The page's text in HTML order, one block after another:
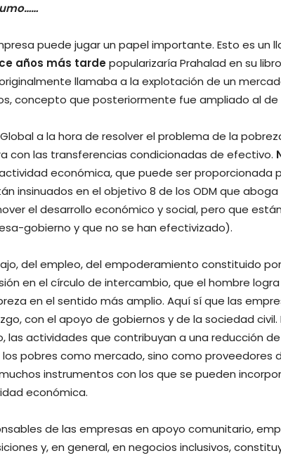
puede jugar un papel importante. Esto es un
años más tardepopularizaría Prahalad en su libro
llamaba a la explotación de un
concepto que posteriormente fue ampliado al de
Global a la hora de resolver el problema de la
con las transferencias condicionadas de efectivo.
económica, que puede ser proporcionada
insinuados en el objetivo 8 de los ODM que
el desarrollo económico y social, pero que
gobierno y que no se han efectivizado).
del empleo, del empoderamiento constituido
en el círculo de intercambio, que el hombre
en el sentido más amplio. Aquí sí que las
con el apoyo de gobiernos y de la sociedad civil.
las actividades que contribuyan a una reducción
pobres como mercado, sino como proveedores
instrumentos con los que se pueden
económica.
de las empresas en apoyo comunitario,
y, en general, en negocios inclusivos,